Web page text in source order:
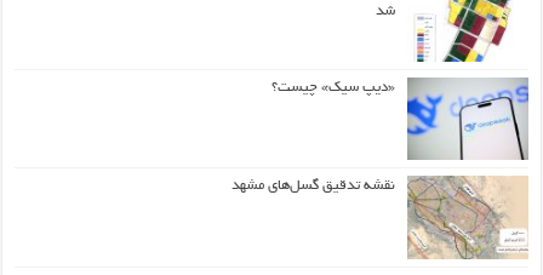
شد
«دیپ سیک» چیست؟
نقشه تدقیق گسل‌های مشهد